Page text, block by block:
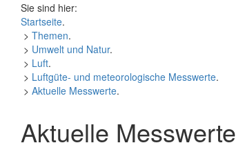
Sie sind hier:
Startseite.
> Themen.
> Umwelt und Natur.
> Luft.
> Luftgüte- und meteorologische Messwerte.
> Aktuelle Messwerte.
Aktuelle Messwerte